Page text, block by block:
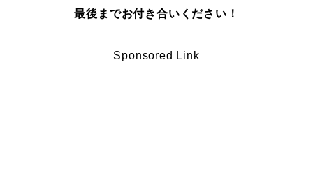
最後までお付き合いください！
Sponsored Link